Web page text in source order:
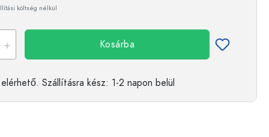
költség nélkül
Kosárba
Szállításra kész: 1-2 napon belül